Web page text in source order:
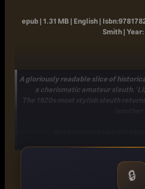
epub | 1.31 MB | English |Isbn:
Smith |Year:
'A gloriously readable slice of
a charismatic amateur sleuth.'
The 1920s most stylish sleuth
Reporter sleuth Poppy Denby
🔒